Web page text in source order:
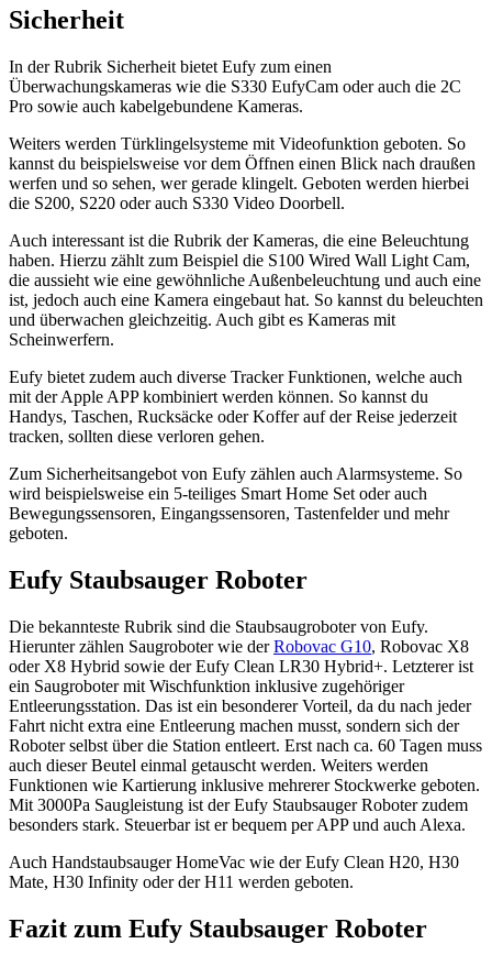
Sicherheit
In der Rubrik Sicherheit bietet Eufy zum einen
Überwachungskameras wie die S330 EufyCam oder auch die 2C
Pro sowie auch kabelgebundene Kameras.
Weiters werden Türklingelsysteme mit Videofunktion geboten. So
kannst du beispielsweise vor dem Öffnen einen Blick nach draußen
werfen und so sehen, wer gerade klingelt. Geboten werden hierbei
die S200, S220 oder auch S330 Video Doorbell.
Auch interessant ist die Rubrik der Kameras, die eine Beleuchtung
haben. Hierzu zählt zum Beispiel die S100 Wired Wall Light Cam,
die aussieht wie eine gewöhnliche Außenbeleuchtung und auch eine
ist, jedoch auch eine Kamera eingebaut hat. So kannst du beleuchten
und überwachen gleichzeitig. Auch gibt es Kameras mit
Scheinwerfern.
Eufy bietet zudem auch diverse Tracker Funktionen, welche auch
mit der Apple APP kombiniert werden können. So kannst du
Handys, Taschen, Rucksäcke oder Koffer auf der Reise jederzeit
tracken, sollten diese verloren gehen.
Zum Sicherheitsangebot von Eufy zählen auch Alarmsysteme. So
wird beispielsweise ein 5-teiliges Smart Home Set oder auch
Bewegungssensoren, Eingangssensoren, Tastenfelder und mehr
geboten.
Eufy Staubsauger Roboter
Die bekannteste Rubrik sind die Staubsaugroboter von Eufy.
Hierunter zählen Saugroboter wie derRobovac G10, Robovac X8
oder X8 Hybrid sowie der Eufy Clean LR30 Hybrid+. Letzterer ist
ein Saugroboter mit Wischfunktion inklusive zugehöriger
Entleerungsstation. Das ist ein besonderer Vorteil, da du nach jeder
Fahrt nicht extra eine Entleerung machen musst, sondern sich der
Roboter selbst über die Station entleert. Erst nach ca. 60 Tagen muss
auch dieser Beutel einmal getauscht werden. Weiters werden
Funktionen wie Kartierung inklusive mehrerer Stockwerke geboten.
Mit 3000Pa Saugleistung ist der Eufy Staubsauger Roboter zudem
besonders stark. Steuerbar ist er bequem per APP und auch Alexa.
Auch Handstaubsauger HomeVac wie der Eufy Clean H20, H30
Mate, H30 Infinity oder der H11 werden geboten.
Fazit zum Eufy Staubsauger Roboter